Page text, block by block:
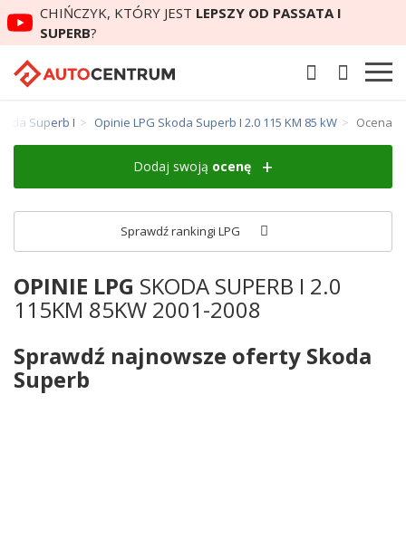
CHIŃCZYK, KTÓRY JEST LEPSZY OD PASSATA I
SUPERB?
Superb I Opinie LPG Skoda Superb I 2.0 115 KM 85 kW Ocena
Dodaj swoją ocenę
Sprawdź rankingi LPG
OPINIE LPG SKODA SUPERB I 2.0
115KM 85KW 2001-2008
Sprawdź najnowsze oferty Skoda
Superb